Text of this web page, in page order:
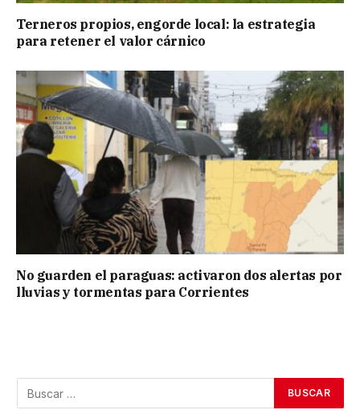
Terneros propios, engorde local: la estrategia
para retener el valor cárnico
No guarden el paraguas: activaron dos alertas por
lluvias y tormentas para Corrientes